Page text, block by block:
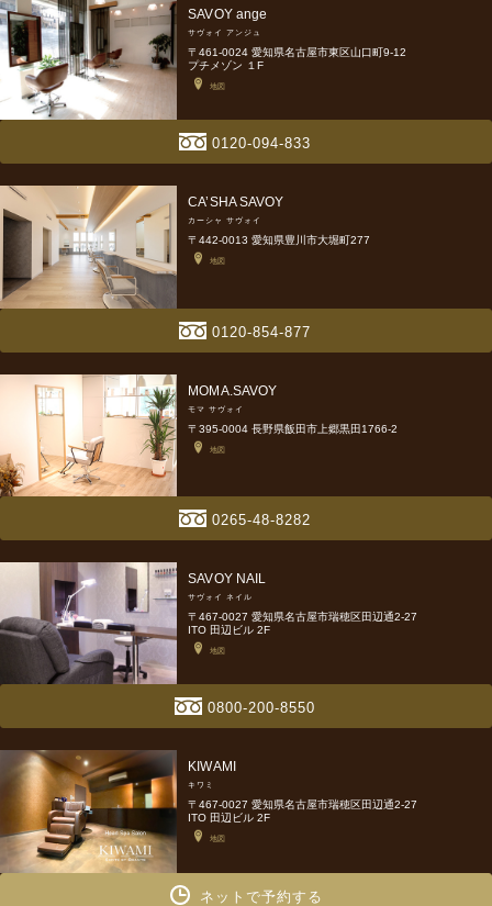
SAVOY ange
サヴォイ アンジュ
〒461-0024 愛知県名古屋市東区山口町9-12
プチメゾン １F
地図
0120-094-833
CA’SHA SAVOY
カーシャ サヴォイ
〒442-0013 愛知県豊川市大堀町277
地図
0120-854-877
MOMA.SAVOY
モマ サヴォイ
〒395-0004 長野県飯田市上郷黒田1766-2
地図
0265-48-8282
SAVOY NAIL
サヴォイ ネイル
〒467-0027 愛知県名古屋市瑞穂区田辺通2-27
ITO 田辺ビル 2F
地図
0800-200-8550
KIWAMI
キワミ
〒467-0027 愛知県名古屋市瑞穂区田辺通2-27
ITO 田辺ビル 2F
地図
ネットで予約する